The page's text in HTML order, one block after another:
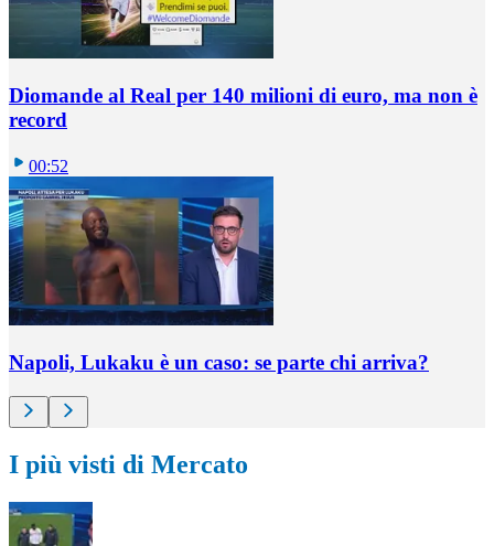
Diomande al Real per 140 milioni di euro, ma non è
record
00:52
Napoli, Lukaku è un caso: se parte chi arriva?
I più visti di Mercato